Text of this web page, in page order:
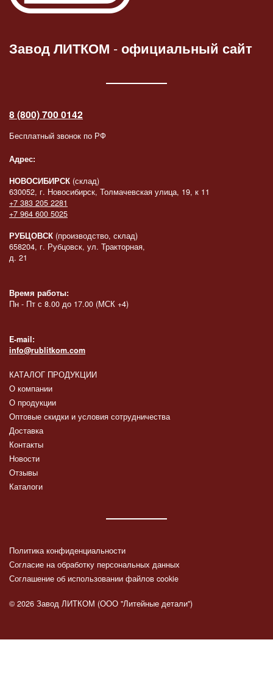
Завод ЛИТКОМ -официальный сайт
8 (800) 700 0142
Бесплатный звонок по РФ
Адрес:
НОВОСИБИРСК (склад)
630052, г. Новосибирск, Толмачевская улица, 19, к 11
+7 383 205 2281
+7 964 600 5025
РУБЦОВСК (производство, склад)
658204, г. Рубцовск, ул. Тракторная,
д. 21
Время работы:
Пн - Пт с 8.00 до 17.00 (МСК +4)
E-mail:
info@rublitkom.com
КАТАЛОГ ПРОДУКЦИИ
О компании
О продукции
Оптовые скидки и условия сотрудничества
Доставка
Контакты
Новости
Отзывы
Каталоги
Политика конфиденциальности
Согласие на обработку персональных данных
Соглашение об использовании файлов cookie
© 2026 Завод ЛИТКОМ (ООО "Литейные детали")